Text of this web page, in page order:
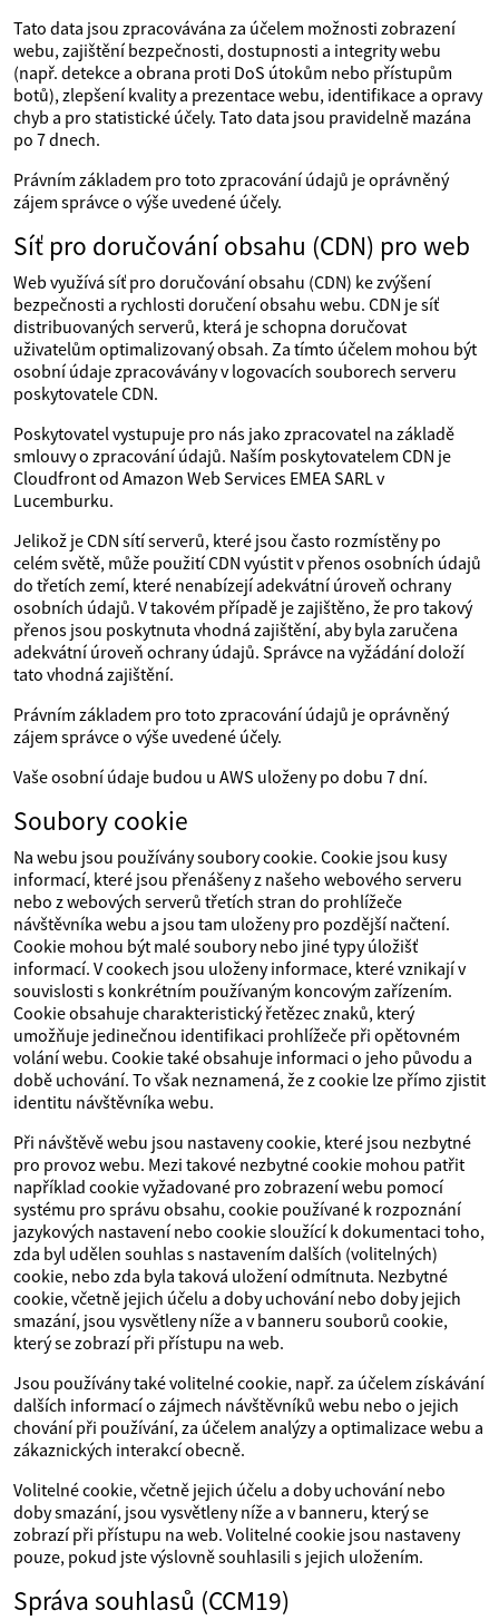
Tato data jsou zpracovávána za účelem možnosti zobrazení
webu, zajištění bezpečnosti, dostupnosti a integrity webu
(např. detekce a obrana proti DoS útokům nebo přístupům
botů), zlepšení kvality a prezentace webu, identifikace a opravy
chyb a pro statistické účely. Tato data jsou pravidelně mazána
po 7 dnech.
Právním základem pro toto zpracování údajů je oprávněný
zájem správce o výše uvedené účely.
Síť pro doručování obsahu (CDN) pro web
Web využívá síť pro doručování obsahu (CDN) ke zvýšení
bezpečnosti a rychlosti doručení obsahu webu. CDN je síť
distribuovaných serverů, která je schopna doručovat
uživatelům optimalizovaný obsah. Za tímto účelem mohou být
osobní údaje zpracovávány v logovacích souborech serveru
poskytovatele CDN.
Poskytovatel vystupuje pro nás jako zpracovatel na základě
smlouvy o zpracování údajů. Naším poskytovatelem CDN je
Cloudfront od Amazon Web Services EMEA SARL v
Lucemburku.
Jelikož je CDN sítí serverů, které jsou často rozmístěny po
celém světě, může použití CDN vyústit v přenos osobních údajů
do třetích zemí, které nenabízejí adekvátní úroveň ochrany
osobních údajů. V takovém případě je zajištěno, že pro takový
přenos jsou poskytnuta vhodná zajištění, aby byla zaručena
adekvátní úroveň ochrany údajů. Správce na vyžádání doloží
tato vhodná zajištění.
Právním základem pro toto zpracování údajů je oprávněný
zájem správce o výše uvedené účely.
Vaše osobní údaje budou u AWS uloženy po dobu 7 dní.
Soubory cookie
Na webu jsou používány soubory cookie. Cookie jsou kusy
informací, které jsou přenášeny z našeho webového serveru
nebo z webových serverů třetích stran do prohlížeče
návštěvníka webu a jsou tam uloženy pro pozdější načtení.
Cookie mohou být malé soubory nebo jiné typy úložišť
informací. V cookech jsou uloženy informace, které vznikají v
souvislosti s konkrétním používaným koncovým zařízením.
Cookie obsahuje charakteristický řetězec znaků, který
umožňuje jedinečnou identifikaci prohlížeče při opětovném
volání webu. Cookie také obsahuje informaci o jeho původu a
době uchování. To však neznamená, že z cookie lze přímo zjistit
identitu návštěvníka webu.
Při návštěvě webu jsou nastaveny cookie, které jsou nezbytné
pro provoz webu. Mezi takové nezbytné cookie mohou patřit
například cookie vyžadované pro zobrazení webu pomocí
systému pro správu obsahu, cookie používané k rozpoznání
jazykových nastavení nebo cookie sloužící k dokumentaci toho,
zda byl udělen souhlas s nastavením dalších (volitelných)
cookie, nebo zda byla taková uložení odmítnuta. Nezbytné
cookie, včetně jejich účelu a doby uchování nebo doby jejich
smazání, jsou vysvětleny níže a v banneru souborů cookie,
který se zobrazí při přístupu na web.
Jsou používány také volitelné cookie, např. za účelem získávání
dalších informací o zájmech návštěvníků webu nebo o jejich
chování při používání, za účelem analýzy a optimalizace webu a
zákaznických interakcí obecně.
Volitelné cookie, včetně jejich účelu a doby uchování nebo
doby smazání, jsou vysvětleny níže a v banneru, který se
zobrazí při přístupu na web. Volitelné cookie jsou nastaveny
pouze, pokud jste výslovně souhlasili s jejich uložením.
Správa souhlasů (CCM19)